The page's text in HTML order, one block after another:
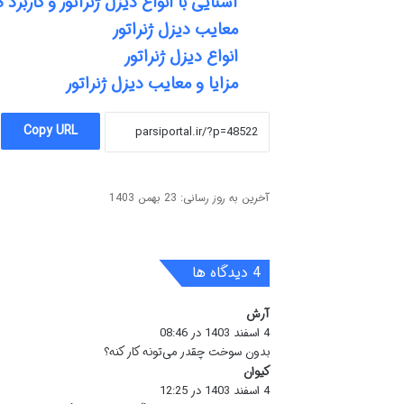
معایب دیزل ژنراتور
انواع دیزل ژنراتور
مزایا و معایب دیزل ژنراتور
Copy URL
آخرین به روز رسانی: 23 بهمن 1403
‫4 دیدگاه ها
آرش
ف
ت
:
4 اسفند 1403 در 08:46
بدون سوخت چقدر می‌تونه کار کنه؟
کیوان
ف
4 اسفند 1403 در 12:25